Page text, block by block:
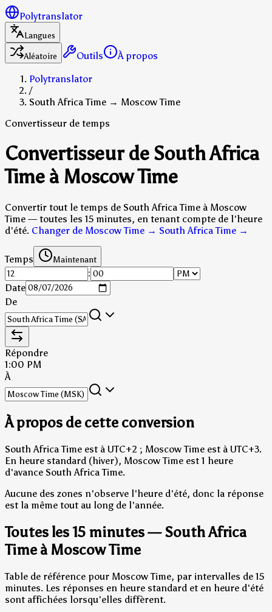
Polytranslator
Langues
Aléatoire
Outils
À propos
Polytranslator
/
South Africa Time → Moscow Time
Convertisseur de temps
Convertisseur de South Africa
Time à Moscow Time
Convertir tout le temps de South Africa Time à Moscow
Time — toutes les 15 minutes, en tenant compte de l'heure
d'été. Changer de Moscow Time → South Africa Time →
Temps Maintenant
:
Date
De
Répondre
1:00 PM
À
À propos de cette conversion
South Africa Time est à UTC+2 ; Moscow Time est à UTC+3.
En heure standard (hiver), Moscow Time est 1 heure
d'avance South Africa Time.
Aucune des zones n'observe l'heure d'été, donc la réponse
est la même tout au long de l'année.
Toutes les 15 minutes — South Africa
Time à Moscow Time
Table de référence pour Moscow Time, par intervalles de 15
minutes. Les réponses en heure standard et en heure d'été
sont affichées lorsqu'elles diffèrent.